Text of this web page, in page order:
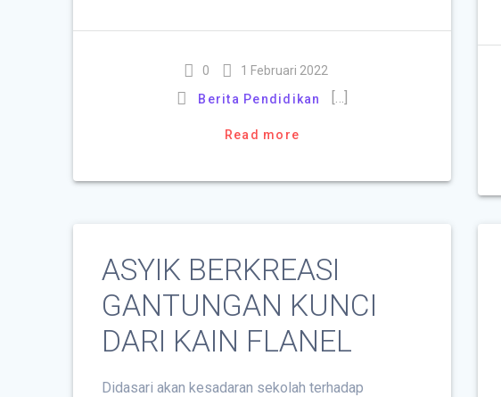
0
1 Februari 2022
Berita Pendidikan
[…]
Read more
ASYIK BERKREASI
GANTUNGAN KUNCI
DARI KAIN FLANEL
Didasari akan kesadaran sekolah terhadap